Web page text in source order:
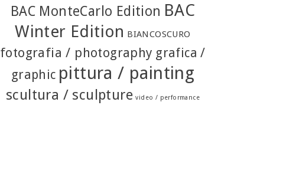
BAC MonteCarlo Edition BAC
Winter Edition BIANCOSCURO
fotografia / photography grafica /
graphic pittura / painting
scultura / sculpture video / performance